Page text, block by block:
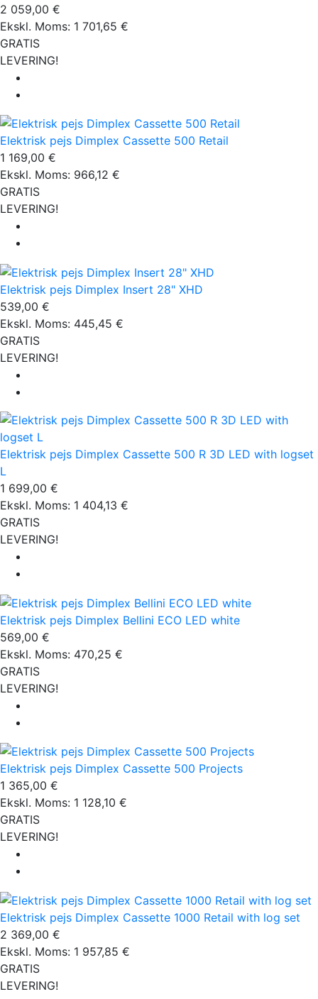
2 059,00 €
Ekskl. Moms: 1 701,65 €
GRATIS
LEVERING!
Elektrisk pejs Dimplex Cassette 500 Retail
1 169,00 €
Ekskl. Moms: 966,12 €
GRATIS
LEVERING!
Elektrisk pejs Dimplex Insert 28" XHD
539,00 €
Ekskl. Moms: 445,45 €
GRATIS
LEVERING!
Elektrisk pejs Dimplex Cassette 500 R 3D LED with logset
L
1 699,00 €
Ekskl. Moms: 1 404,13 €
GRATIS
LEVERING!
Elektrisk pejs Dimplex Bellini ECO LED white
569,00 €
Ekskl. Moms: 470,25 €
GRATIS
LEVERING!
Elektrisk pejs Dimplex Cassette 500 Projects
1 365,00 €
Ekskl. Moms: 1 128,10 €
GRATIS
LEVERING!
Elektrisk pejs Dimplex Cassette 1000 Retail with log set
2 369,00 €
Ekskl. Moms: 1 957,85 €
GRATIS
LEVERING!